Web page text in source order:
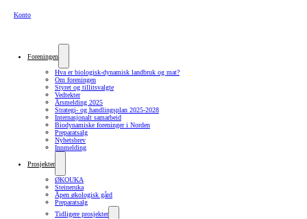
Konto
Foreningen
Hva er biologisk-dynamisk landbruk og mat?
Om foreningen
Styret og tillitsvalgte
Vedtekter
Årsmelding 2025
Strategi- og handlingsplan 2025-2028
Internasjonalt samarbeid
Biodynamiske foreninger i Norden
Preparatsalg
Nyhetsbrev
Innmelding
Prosjekter
ØKOUKA
Steineruka
Åpen økologisk gård
Preparatsalg
Tidligere prosjekter